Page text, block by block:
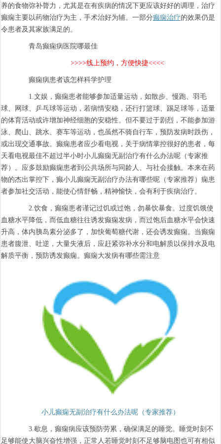
养的食物弥补膂力，尤其是在有疾病的情况下更应该好好的调理，治疗
癫痫主要以药物治疗为主，手术治好为辅。一部分癫痫治疗的效果仍是
令患者及其家族满足的。
青岛癫痫病医院哪最佳
>>>>线上预约，方便快捷<<<<
癫痫病患者该怎样科学护理
1.文娱，癫痫患者能够参加适量运动，如散步、慢跑、羽毛
球、网球、乒乓球等运动，若病情安稳，还行打篮球、踢足球等，适量
的体育活动或许增加神经细胞的安稳性。但不要过于剧烈，不能参加游
泳、爬山、跳水、赛车等运动，也虽然不骑自行车，预防发病时跌伤，
或出现交通事故。癫痫患者应少看电视，关于病情掌控很好的患者，每
天看电视最佳不超过半小时小儿癫痫无副治疗有什么办法呢（专家推
荐）。应多鼓励癫痫患者到公共场所与同龄人、与社会接触。本来在药
物的杰出掌控下，癫小儿癫痫无副治疗办法有哪些呢（专家推荐）痫患
者参加社交活动，能使心情舒畅，精神愉快，会有利于疾病治疗。
2.饮食，癫痫患者谨记过饥或过饱，勿暴饮暴食。过度饥饿使
血糖水平降低，而低血糖往往诱发癫痫发病，而过饱后血糖水平会快速
升高，体内胰岛素分泌多了，加快葡萄糖代谢，还会诱发癫痫。当癫痫
患者腹泄、吐逆，大量失液后，应赶紧弥补水分和电解质以保持水及电
解质平衡，预防诱发癫痫。癫痫大发病有哪些需注意
小儿癫痫无副治疗有什么办法呢（专家推荐）
3.歇息，癫痫病应该预防劳累，确保满足的睡觉。睡觉时刻不
足够能使大脑兴奋性增强，正常人若睡觉时刻不足够脑电图也可有相似